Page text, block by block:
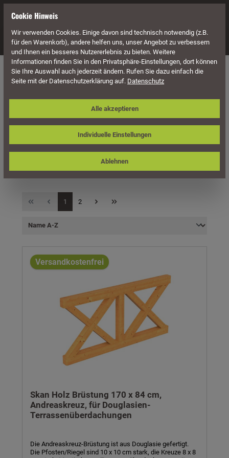
Navigation
Überdachung
Terrassenüberdachungen
Zubehör für Terrassenüberdachungen
Brüstungen & Seitenwände
1 2
Versandkostenfrei
Skan Holz Brüstung 170 x 84 cm,
Andreaskreuz, für Douglasien-
Terrassenüberdachungen
Die Andreaskreuz-Brüstung ist aus Douglasie gefertigt.
Die Pfosten/Riegel sind 10 x 10 cm stark, die Kreuze 8 x 8
Cookie Hinweis
Wir verwenden Cookies. Einige davon sind technisch notwendig (z.B.
für den Warenkorb), andere helfen uns, unser Angebot zu verbessern
und Ihnen ein besseres Nutzererlebnis zu bieten. Weitere
Informationen finden Sie in den Privatsphäre-Einstellungen, dort können
Sie Ihre Auswahl auch jederzeit ändern. Rufen Sie dazu einfach die
Seite mit der Datenschutzerklärung auf. Datenschutz
Individuelle Einstellungen
Ablehnen
Alle akzeptieren